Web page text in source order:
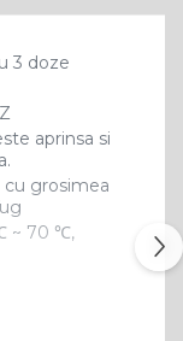
3 doze
aprinsa si
cu grosimea
~ 70 ℃,